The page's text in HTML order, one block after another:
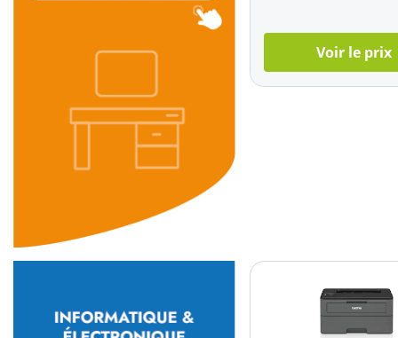
Voir le prix